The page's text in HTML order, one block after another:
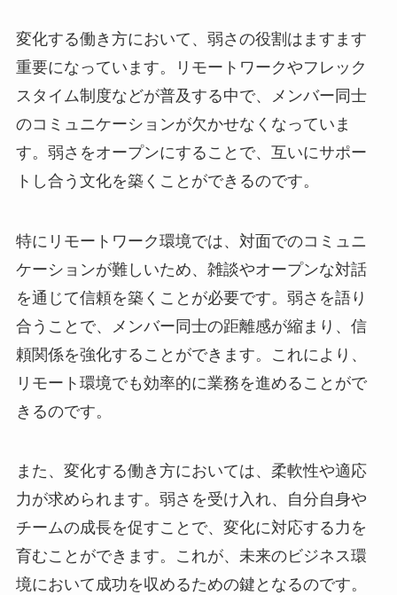
変化する働き方において、弱さの役割はますます
重要になっています。リモートワークやフレック
スタイム制度などが普及する中で、メンバー同士
のコミュニケーションが欠かせなくなっていま
す。弱さをオープンにすることで、互いにサポー
トし合う文化を築くことができるのです。
特にリモートワーク環境では、対面でのコミュニ
ケーションが難しいため、雑談やオープンな対話
を通じて信頼を築くことが必要です。弱さを語り
合うことで、メンバー同士の距離感が縮まり、信
頼関係を強化することができます。これにより、
リモート環境でも効率的に業務を進めることがで
きるのです。
また、変化する働き方においては、柔軟性や適応
力が求められます。弱さを受け入れ、自分自身や
チームの成長を促すことで、変化に対応する力を
育むことができます。これが、未来のビジネス環
境において成功を収めるための鍵となるのです。